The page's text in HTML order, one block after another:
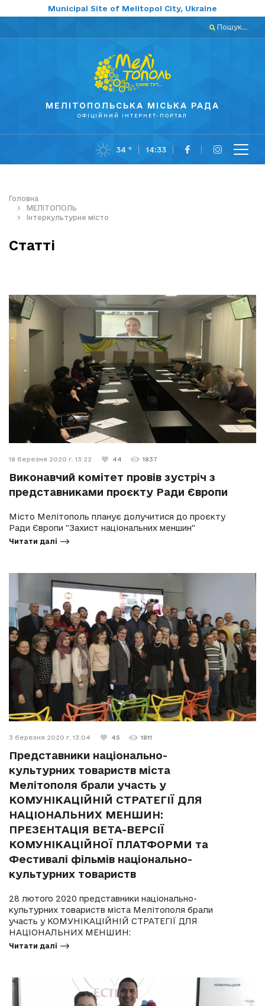
Municipal Site of Melitopol City, Ukraine
Пошук...
МЕЛІТОПОЛЬСЬКА МІСЬКА РАДА
ОФІЦІЙНИЙ ІНТЕРНЕТ-ПОРТАЛ
34 ° 14:33
Головна
МЕЛІТОПОЛЬ
Інтеркультурне місто
Статті
18 березня 2020 г. 13:22 44 1837
Виконавчий комітет провів зустріч з
представниками проєкту Ради Європи
Місто Мелітополь планує долучитися до проєкту
Ради Європи "Захист національних меншин"
Читати далі
3 березня 2020 г. 13:04 45 1811
Представники національно-
культурних товариств міста
Мелітополя брали участь у
КОМУНІКАЦІЙНІЙ СТРАТЕГІЇ ДЛЯ
НАЦІОНАЛЬНИХ МЕНШИН:
ПРЕЗЕНТАЦІЯ ВЕТА-ВЕРСІЇ
КОМУНІКАЦІЙНОЇ ПЛАТФОРМИ та
Фестивалі фільмів національно-
культурних товариств
28 лютого 2020 представники національно-
культурних товариств міста Мелітополя брали
участь у КОМУНІКАЦІЙНІЙ СТРАТЕГІЇ ДЛЯ
НАЦІОНАЛЬНИХ МЕНШИН:
Читати далі